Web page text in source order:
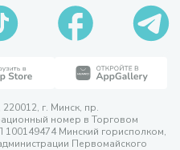
г. Минск, пр.
номер в Торговом
Минский горисполком,
Первомайского